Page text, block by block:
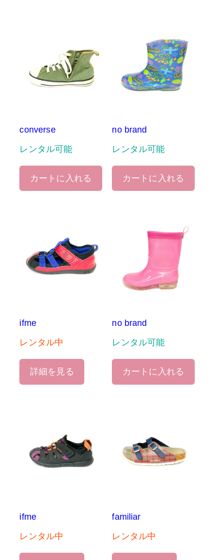
converse
レンタル可能
カートに入れる
no brand
レンタル可能
カートに入れる
ifme
レンタル中
詳細を見る
no brand
レンタル可能
カートに入れる
ifme
レンタル中
familiar
レンタル中